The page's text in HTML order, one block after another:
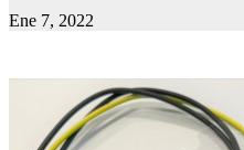
Ene 7, 2022